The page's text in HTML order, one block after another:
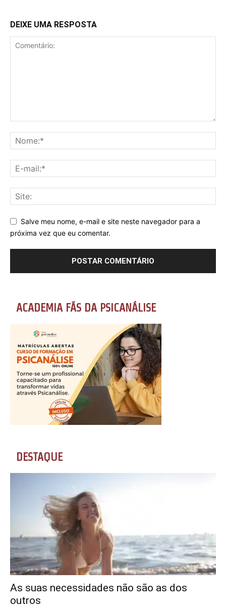
DEIXE UMA RESPOSTA
Salve meu nome, e-mail e site neste navegador para a
próxima vez que eu comentar.
ACADEMIA FÃS DA PSICANÁLISE
DESTAQUE
As suas necessidades não são as dos
outros